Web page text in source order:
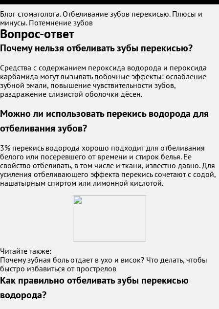
Блог стоматолога. Отбеливание зубов перекисью. Плюсы и
минусы. Потемнение зубов
Вопрос-ответ
Почему нельзя отбеливать зубы перекисью?
Средства с содержанием пероксида водорода и пероксида
карбамида могут вызывать побочные эффекты: ослабление
зубной эмали, повышение чувствительности зубов,
раздражение слизистой оболочки дёсен.
Можно ли использовать перекись водорода для
отбеливания зубов?
3% перекись водорода хорошо подходит для отбеливания
белого или посеревшего от времени и стирок белья. Ее
свойство отбеливать, в том числе и ткани, известно давно. Для
усиления отбеливающего эффекта перекись сочетают с содой,
нашатырным спиртом или лимонной кислотой.
Читайте также:
Почему зубная боль отдает в ухо и висок? Что делать, чтобы
быстро избавиться от прострелов
Как правильно отбеливать зубы перекисью
водорода?